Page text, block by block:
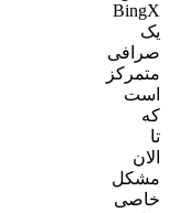
BingX
یک
صرافی
متمرکز
است
که
تا
الان
مشکل
خاصی